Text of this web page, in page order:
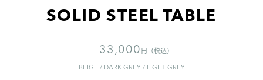
SOLID STEEL TABLE
33,000円（税込）
BEIGE / DARK GREY / LIGHT GREY